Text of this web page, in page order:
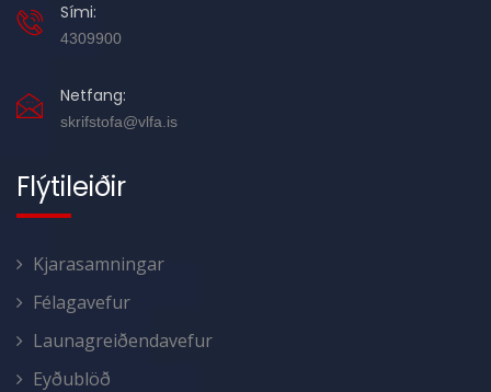
Sími:
4309900
Netfang:
skrifstofa@vlfa.is
Flýtileiðir
Kjarasamningar
Félagavefur
Launagreiðendavefur
Eyðublöð